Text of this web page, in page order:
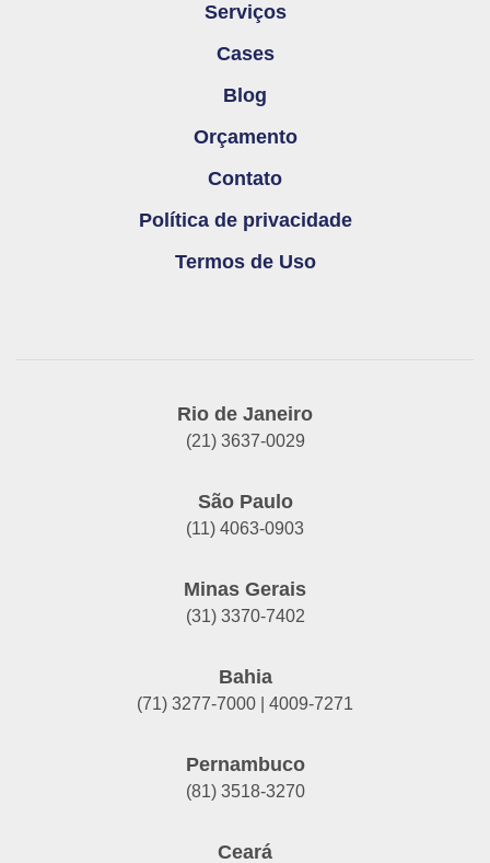
Serviços
Cases
Blog
Orçamento
Contato
Política de privacidade
Termos de Uso
Rio de Janeiro
(21) 3637-0029
São Paulo
(11) 4063-0903
Minas Gerais
(31) 3370-7402
Bahia
(71) 3277-7000 | 4009-7271
Pernambuco
(81) 3518-3270
Ceará